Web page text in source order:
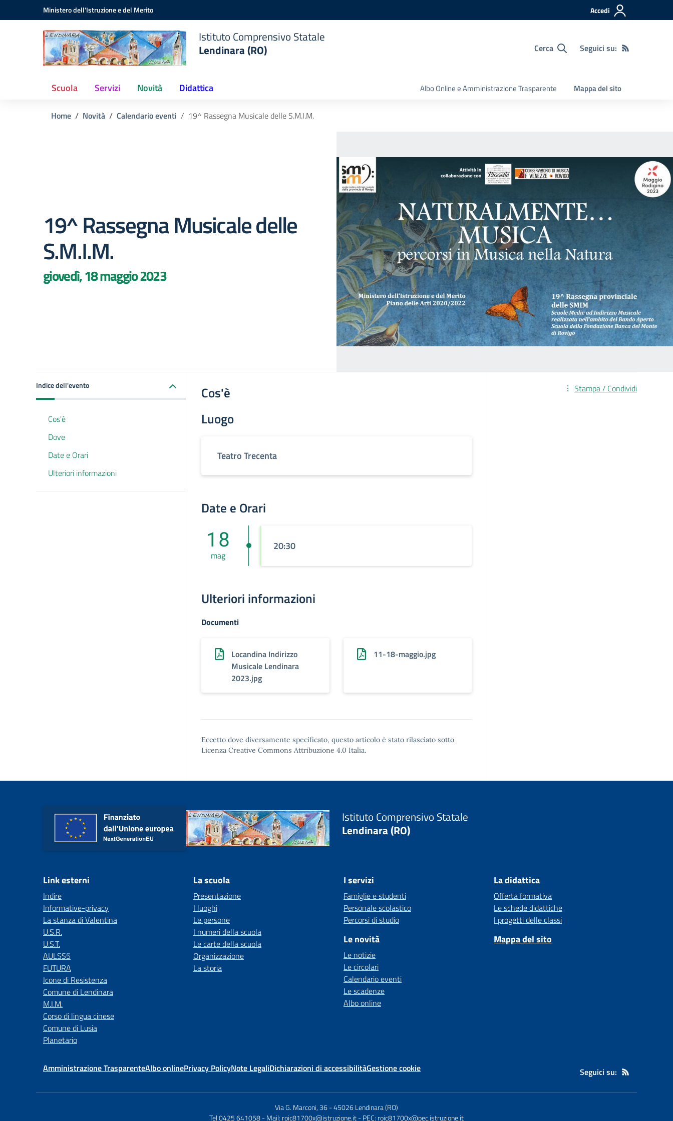
Vai ai contenuti
Vai al menu di navigazioneMinistero dell'Istruzione e del Merito Accedi
Comprensivo
Lendinara
Istituto Comprensivo Statale
Lendinara (RO)
Cerca Seguici su:
Scuola Servizi Novità Didattica Albo Online e Amministrazione Trasparente Mappa del sito
Home Novità Calendario eventi 19^ Rassegna Musicale delle S.M.I.M.
19^ Rassegna Musicale delle
S.M.I.M.
giovedì, 18 maggio 2023
Indice dell'evento
Cos'è
Dove
Date e Orari
Ulteriori informazioni
Cos'è
Luogo
Teatro Trecenta
Date e Orari
18
mag
20:30
Ulteriori informazioni
Documenti
Locandina Indirizzo
Musicale Lendinara
2023.jpg
11-18-maggio.jpg
Eccetto dove diversamente specificato, questo articolo è stato rilasciato sotto
Licenza Creative Commons Attribuzione 4.0 Italia.
Stampa / Condividi
Istituto Comprensivo Statale
Lendinara (RO)
Link esterni
Indire
Informative-privacy
La stanza di Valentina
U.S.R.
U.S.T.
AULSS5
FUTURA
Icone di Resistenza
Comune di Lendinara
M.I.M.
Corso di lingua cinese
Comune di Lusia
Planetario
La scuola
Presentazione
I luoghi
Le persone
I numeri della scuola
Le carte della scuola
Organizzazione
La storia
I servizi
Famiglie e studenti
Personale scolastico
Percorsi di studio
Le novità
Le notizie
Le circolari
Calendario eventi
Le scadenze
Albo online
La didattica
Offerta formativa
Le schede didattiche
I progetti delle classi
Mappa del sito
Amministrazione TrasparenteAlbo onlinePrivacy PolicyNote LegaliDichiarazioni di accessibilitàGestione cookie Seguici su:
Via G. Marconi, 36-45026 Lendinara (RO)
Tel 0425 641058- Mail: roic81700x@istruzione.it- PEC: roic81700x@pec.istruzione.it